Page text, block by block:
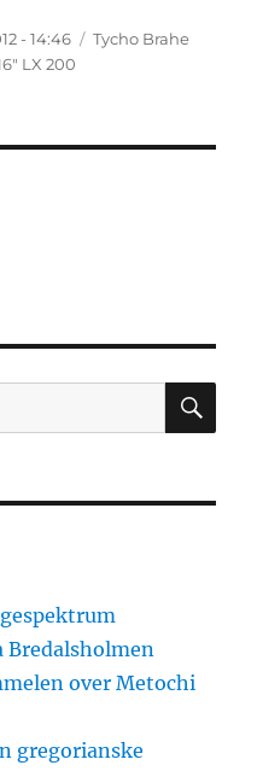
- 14:46 Kategorier
Tycho Brahe
LX 200
Bredalsholmen
over Metochi
gregorianske